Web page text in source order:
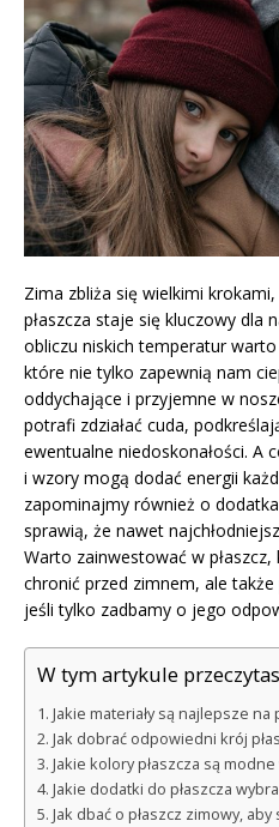
Zima zbliża się wielkimi
płaszcza staje się kluczowy dla
obliczu niskich temperatur
które nie tylko zapewnią nam
oddychające i przyjemne w
potrafi zdziałać cuda,
ewentualne niedoskonałości. A
i wzory mogą dodać energii
zapominajmy również o
sprawią, że nawet
Warto zainwestować w
chronić przed zimnem, ale
jeśli tylko zadbamy o jego
W tym artykule
Jakie materiały są najlepsze na
Jak dobrać odpowiedni krój
Jakie kolory płaszcza są
Jakie dodatki do płaszcza
Jak dbać o płaszcz zimowy, aby